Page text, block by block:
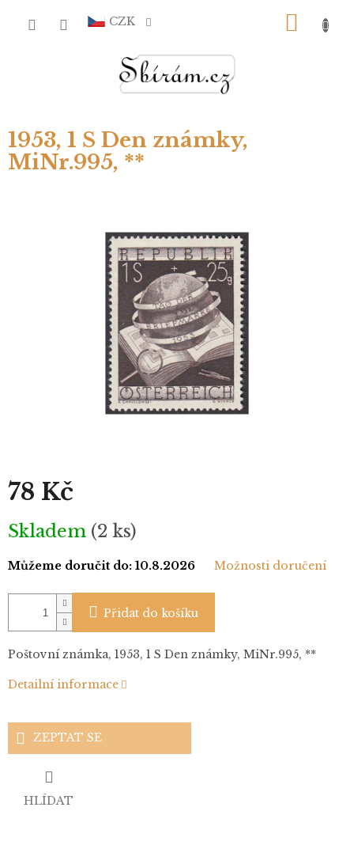
CZK
1953, 1 S Den známky,
MiNr.995, **
78 Kč
Měrná
cena:
Skladem (2 ks)
Můžeme doručit do: 10.8.2026 Možnosti doručení
Přidat do košíku
Poštovní známka, 1953, 1 S Den známky, MiNr.995, **
Detailní informace
ZEPTAT SE
HLÍDAT